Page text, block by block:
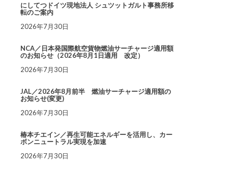
にしてつドイツ現地法人 シュツットガルト事務所移
転のご案内
2026年7月30日
NCA／日本発国際航空貨物燃油サーチャージ適用額
のお知らせ（2026年8月1日適用 改定）
2026年7月30日
JAL／2026年8月前半 燃油サーチャージ適用額の
お知らせ(変更)
2026年7月30日
椿本チエイン／再生可能エネルギーを活用し、カー
ボンニュートラル実現を加速
2026年7月30日